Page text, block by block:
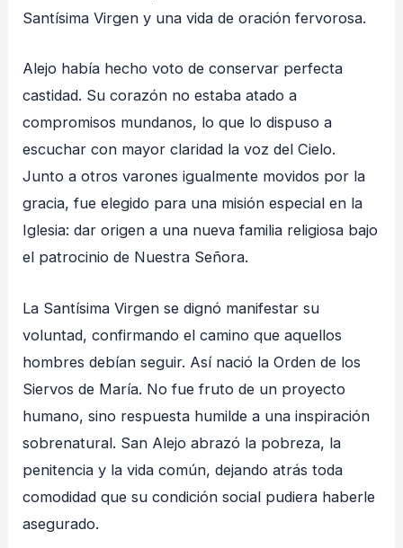
Santísima Virgen y una vida de oración fervorosa.
Alejo había hecho voto de conservar perfecta
castidad. Su corazón no estaba atado a
compromisos mundanos, lo que lo dispuso a
escuchar con mayor claridad la voz del Cielo.
Junto a otros varones igualmente movidos por la
gracia, fue elegido para una misión especial en la
Iglesia: dar origen a una nueva familia religiosa bajo
el patrocinio de Nuestra Señora.
La Santísima Virgen se dignó manifestar su
voluntad, confirmando el camino que aquellos
hombres debían seguir. Así nació la Orden de los
Siervos de María. No fue fruto de un proyecto
humano, sino respuesta humilde a una inspiración
sobrenatural. San Alejo abrazó la pobreza, la
penitencia y la vida común, dejando atrás toda
comodidad que su condición social pudiera haberle
asegurado.